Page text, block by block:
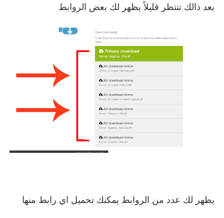
بعد ذالك تنتظر قليلاً يظهر لك بعض الروابط
يظهر لك عدد من الروابط يمكنك تحميل اي رابط منها